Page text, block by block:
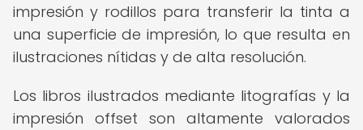
impresión y rodillos para transferir la tinta a
una superficie de impresión, lo que resulta en
ilustraciones nítidas y de alta resolución.
Los libros ilustrados mediante litografías y la
impresión offset son altamente valorados